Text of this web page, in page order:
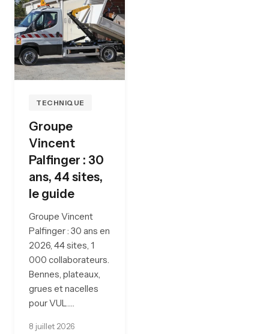
TECHNIQUE
Groupe
Vincent
Palfinger : 30
ans, 44 sites,
le guide
Groupe Vincent
Palfinger : 30 ans en
2026, 44 sites, 1
000 collaborateurs.
Bennes, plateaux,
grues et nacelles
pour VUL.…
8 juillet 2026